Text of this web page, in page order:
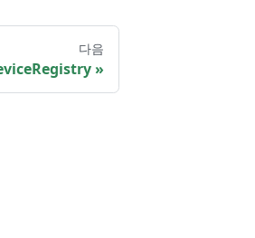
다음